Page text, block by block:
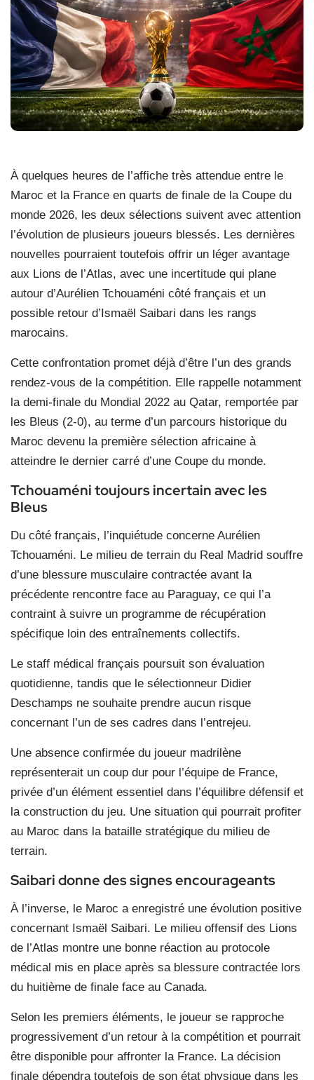
À quelques heures de l’affiche très attendue entre le
Maroc et la France en quarts de finale de la Coupe du
monde 2026, les deux sélections suivent avec attention
l’évolution de plusieurs joueurs blessés. Les dernières
nouvelles pourraient toutefois offrir un léger avantage
aux Lions de l’Atlas, avec une incertitude qui plane
autour d’Aurélien Tchouaméni côté français et un
possible retour d’Ismaël Saibari dans les rangs
marocains.
Cette confrontation promet déjà d’être l’un des grands
rendez-vous de la compétition. Elle rappelle notamment
la demi-finale du Mondial 2022 au Qatar, remportée par
les Bleus (2-0), au terme d’un parcours historique du
Maroc devenu la première sélection africaine à
atteindre le dernier carré d’une Coupe du monde.
Tchouaméni toujours incertain avec les
Bleus
Du côté français, l’inquiétude concerne Aurélien
Tchouaméni. Le milieu de terrain du Real Madrid souffre
d’une blessure musculaire contractée avant la
précédente rencontre face au Paraguay, ce qui l’a
contraint à suivre un programme de récupération
spécifique loin des entraînements collectifs.
Le staff médical français poursuit son évaluation
quotidienne, tandis que le sélectionneur Didier
Deschamps ne souhaite prendre aucun risque
concernant l’un de ses cadres dans l’entrejeu.
Une absence confirmée du joueur madrilène
représenterait un coup dur pour l’équipe de France,
privée d’un élément essentiel dans l’équilibre défensif et
la construction du jeu. Une situation qui pourrait profiter
au Maroc dans la bataille stratégique du milieu de
terrain.
Saibari donne des signes encourageants
À l’inverse, le Maroc a enregistré une évolution positive
concernant Ismaël Saibari. Le milieu offensif des Lions
de l’Atlas montre une bonne réaction au protocole
médical mis en place après sa blessure contractée lors
du huitième de finale face au Canada.
Selon les premiers éléments, le joueur se rapproche
progressivement d’un retour à la compétition et pourrait
être disponible pour affronter la France. La décision
finale dépendra toutefois de son état physique dans les